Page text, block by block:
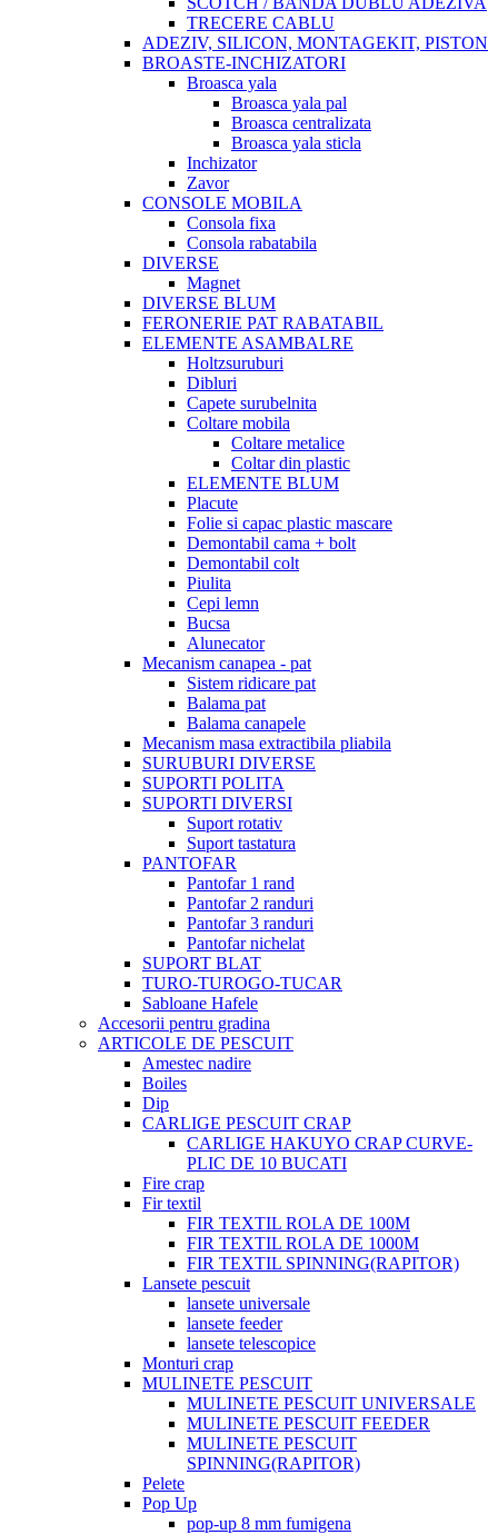
TRECERE CABLU
ADEZIV, SILICON, MONTAGEKIT, PISTON
BROASTE-INCHIZATORI
Broasca yala
Broasca yala pal
Broasca centralizata
Broasca yala sticla
Inchizator
Zavor
CONSOLE MOBILA
Consola fixa
Consola rabatabila
DIVERSE
Magnet
DIVERSE BLUM
FERONERIE PAT RABATABIL
ELEMENTE ASAMBALRE
Holtzsuruburi
Dibluri
Capete surubelnita
Coltare mobila
Coltare metalice
Coltar din plastic
ELEMENTE BLUM
Placute
Folie si capac plastic mascare
Demontabil cama + bolt
Demontabil colt
Piulita
Cepi lemn
Bucsa
Alunecator
Mecanism canapea - pat
Sistem ridicare pat
Balama pat
Balama canapele
Mecanism masa extractibila pliabila
SURUBURI DIVERSE
SUPORTI POLITA
SUPORTI DIVERSI
Suport rotativ
Suport tastatura
PANTOFAR
Pantofar 1 rand
Pantofar 2 randuri
Pantofar 3 randuri
Pantofar nichelat
SUPORT BLAT
TURO-TUROGO-TUCAR
Sabloane Hafele
Accesorii pentru gradina
ARTICOLE DE PESCUIT
Amestec nadire
Boiles
Dip
CARLIGE PESCUIT CRAP
CARLIGE HAKUYO CRAP CURVE-
PLIC DE 10 BUCATI
Fire crap
Fir textil
FIR TEXTIL ROLA DE 100M
FIR TEXTIL ROLA DE 1000M
FIR TEXTIL SPINNING(RAPITOR)
Lansete pescuit
lansete universale
lansete feeder
lansete telescopice
Monturi crap
MULINETE PESCUIT
MULINETE PESCUIT UNIVERSALE
MULINETE PESCUIT FEEDER
MULINETE PESCUIT
SPINNING(RAPITOR)
Pelete
Pop Up
pop-up 8 mm fumigena